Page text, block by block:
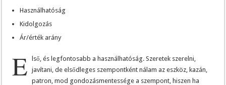
Használhatóság
Kidolgozás
Ár/érték arány
E
lső, és legfontosabb a használhatóság. Szeretek szerelni,
javítani, de elsődleges szempontként nálam az eszköz, kazán,
patron, mod gondozásmentessége a szempont, hiszen ha